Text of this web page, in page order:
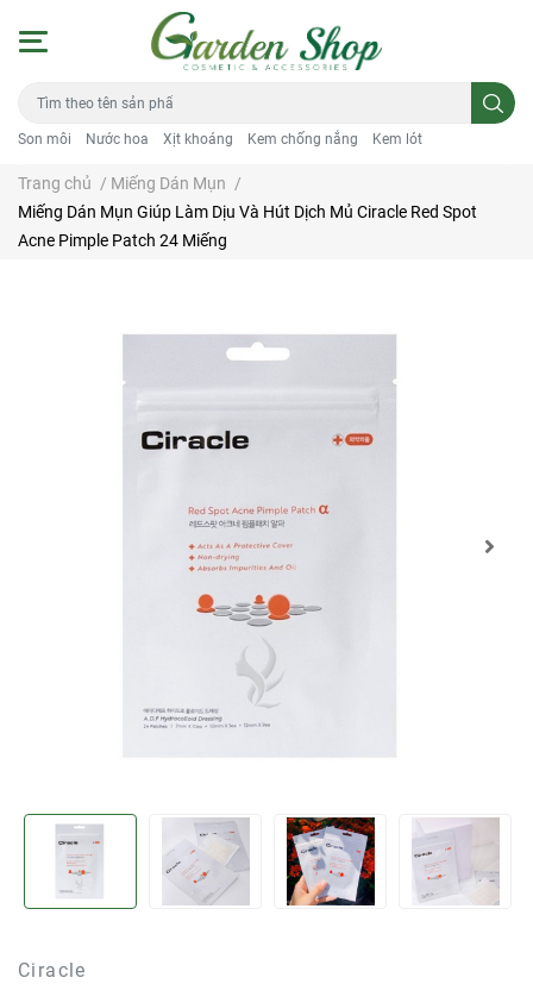
Son môi Nước hoa Xịt khoáng Kem chống nắng Kem lót
Trang chủ / Miếng Dán Mụn /
Miếng Dán Mụn Giúp Làm Dịu Và Hút Dịch Mủ Ciracle Red Spot
Acne Pimple Patch 24 Miếng
Ciracle